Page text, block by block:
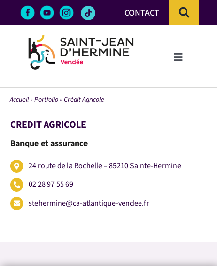
Passer
CONTACT
Toggle
VIE ÉCONOMIQUE
ACTIVITÉS ET LOISIRS
Accueil»Portfolio»Crédit Agricole
CREDIT AGRICOLE
Banque et assurance
24 route de la Rochelle – 85210 Sainte-Hermine
02 28 97 55 69
stehermine@ca-atlantique-vendee.fr